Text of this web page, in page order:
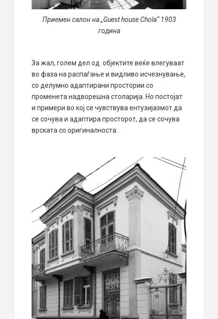
Приемен салон на „Guest house Chola“ 1903
година
За жал, голем дел од објектите веќе влегуваат
во фаза на распаѓање и видливо исчезнување,
со делумно адаптирани простории со
променета надворешна столарија. Но постојат
и примери во кој се чувствува ентузијазмот да
се сочува и адаптира просторот, да се сочува
врската со оригиналноста.